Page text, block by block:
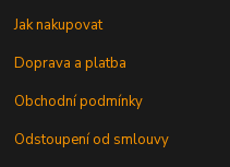
Jak nakupovat
Doprava a platba
Obchodní podmínky
Odstoupení od smlouvy